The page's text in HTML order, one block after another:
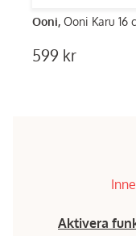
Ooni, Ooni Karu 16
599 kr
Aktivera